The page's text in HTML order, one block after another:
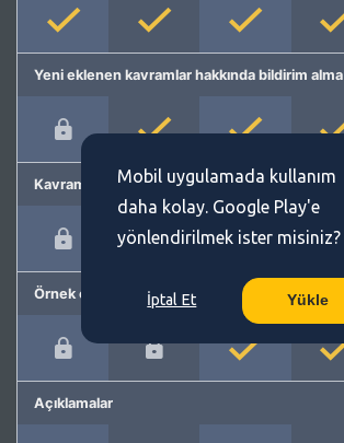
Yeni eklenen kavramlar hakkında bildirim alma
Kavram önerme
Örnek cümleler
Açıklamalar
Mobil uygulamada kullanım
daha kolay. Google Play'e
yönlendirilmek ister misiniz?
İptal Et Yükle